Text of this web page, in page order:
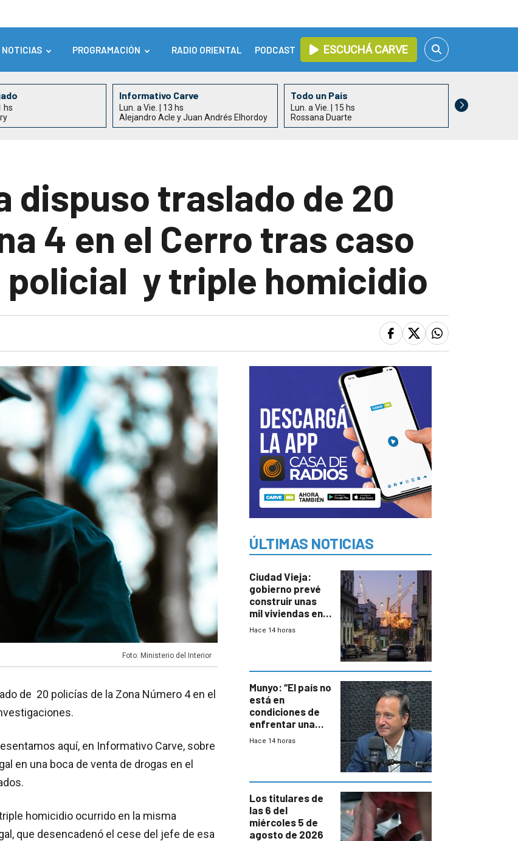
NOTICIAS PROGRAMACIÓN RADIO ORIENTAL PODCAST ESCUCHÁ CARVE
hs
Informativo Carve
Lun. a Vie. | 13 hs
Alejandro Acle y Juan Andrés Elhordoy
Todo un País
Lun. a Vie. | 15 hs
Rossana Duarte
Lun. a Vie. | 17
dispuso traslado de 20
4 en el Cerro tras caso
y triple homicidio
Foto: Ministerio del Interior
de 20 policías de la Zona Número 4 en el
aquí, en Informativo Carve, sobre
en una boca de venta de drogas en el
homicidio ocurrido en la misma
que desencadenó el cese del jefe de esa
ÚLTIMAS NOTICIAS
Ciudad Vieja:
gobierno prevé
construir unas
mil viviendas en
un plan de
Hace 14 horas
Munyo: “El país no
está en
condiciones de
enfrentar una
reducción de la
Hace 14 horas
Los titulares de
las 6 del
miércoles 5 de
agosto de 2026